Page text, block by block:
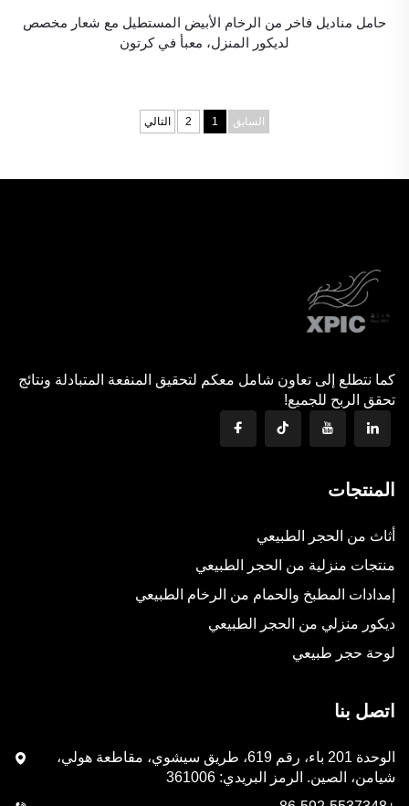
حامل مناديل فاخر من الرخام الأبيض المستطيل مع شعار مخصص
لديكور المنزل، معبأ في كرتون
السابق 1
2 التالي
كما نتطلع إلى تعاون شامل معكم لتحقيق المنفعة المتبادلة ونتائج
تحقق الربح للجميع!
المنتجات
أثاث من الحجر الطبيعي
منتجات منزلية من الحجر الطبيعي
إمدادات المطبخ والحمام من الرخام الطبيعي
ديكور منزلي من الحجر الطبيعي
لوحة حجر طبيعي
اتصل بنا
الوحدة 201 باء، رقم 619، طريق سيشوي، مقاطعة هولي،
شيامن، الصين. الرمز البريدي: 361006